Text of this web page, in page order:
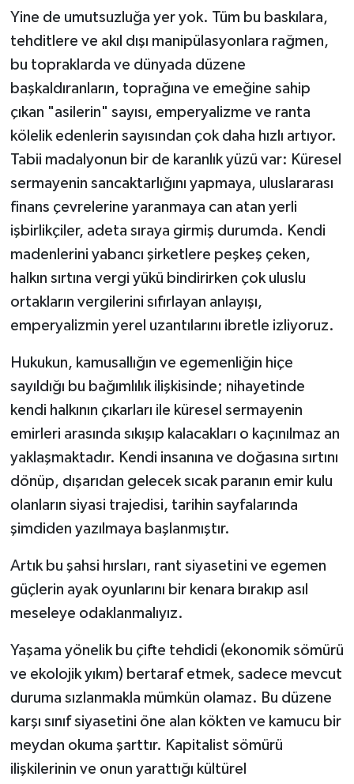
Yine de umutsuzluğa yer yok. Tüm bu baskılara,
tehditlere ve akıl dışı manipülasyonlara rağmen,
bu topraklarda ve dünyada düzene
başkaldıranların, toprağına ve emeğine sahip
çıkan "asilerin" sayısı, emperyalizme ve ranta
kölelik edenlerin sayısından çok daha hızlı artıyor.
Tabii madalyonun bir de karanlık yüzü var: Küresel
sermayenin sancaktarlığını yapmaya, uluslararası
finans çevrelerine yaranmaya can atan yerli
işbirlikçiler, adeta sıraya girmiş durumda. Kendi
madenlerini yabancı şirketlere peşkeş çeken,
halkın sırtına vergi yükü bindirirken çok uluslu
ortakların vergilerini sıfırlayan anlayışı,
emperyalizmin yerel uzantılarını ibretle izliyoruz.
Hukukun, kamusallığın ve egemenliğin hiçe
sayıldığı bu bağımlılık ilişkisinde; nihayetinde
kendi halkının çıkarları ile küresel sermayenin
emirleri arasında sıkışıp kalacakları o kaçınılmaz an
yaklaşmaktadır. Kendi insanına ve doğasına sırtını
dönüp, dışarıdan gelecek sıcak paranın emir kulu
olanların siyasi trajedisi, tarihin sayfalarında
şimdiden yazılmaya başlanmıştır.
Artık bu şahsi hırsları, rant siyasetini ve egemen
güçlerin ayak oyunlarını bir kenara bırakıp asıl
meseleye odaklanmalıyız.
Yaşama yönelik bu çifte tehdidi (ekonomik sömürü
ve ekolojik yıkım) bertaraf etmek, sadece mevcut
duruma sızlanmakla mümkün olamaz. Bu düzene
karşı sınıf siyasetini öne alan kökten ve kamucu bir
meydan okuma şarttır. Kapitalist sömürü
ilişkilerinin ve onun yarattığı kültürel